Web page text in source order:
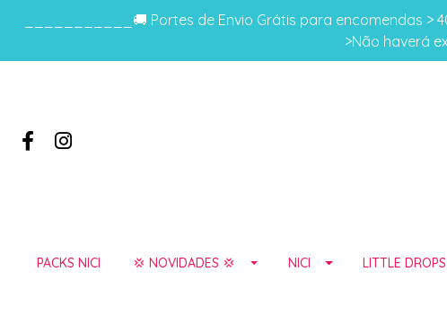
___________🚚 Portes de Envio Grátis para encomendas
>Não haverá
PACKS NICI 💢 NOVIDADES 💢 NICI LITTLE